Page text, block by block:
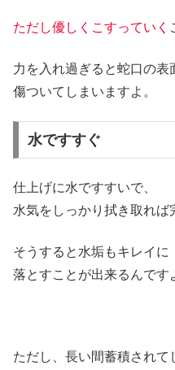
ただし優しくこすっていく
力を入れ過ぎると蛇口の表
傷ついてしまいますよ。
水ですすぐ
仕上げに水ですすいで、
水気をしっかり拭き取れば
そうすると水垢もキレイに
落とすことが出来るんです
ただし、長い間蓄積されて